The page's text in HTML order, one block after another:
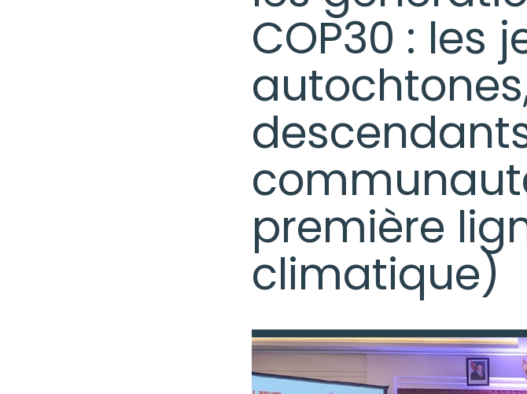
COP30 : les
première
climatique)